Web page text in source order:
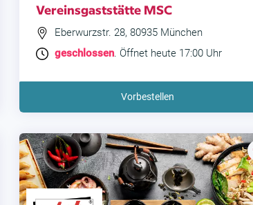
Vereinsgaststätte MSC
Eberwurzstr. 28, 80935 München
geschlossen. Öffnet heute 17:00 Uhr
Vorbestellen